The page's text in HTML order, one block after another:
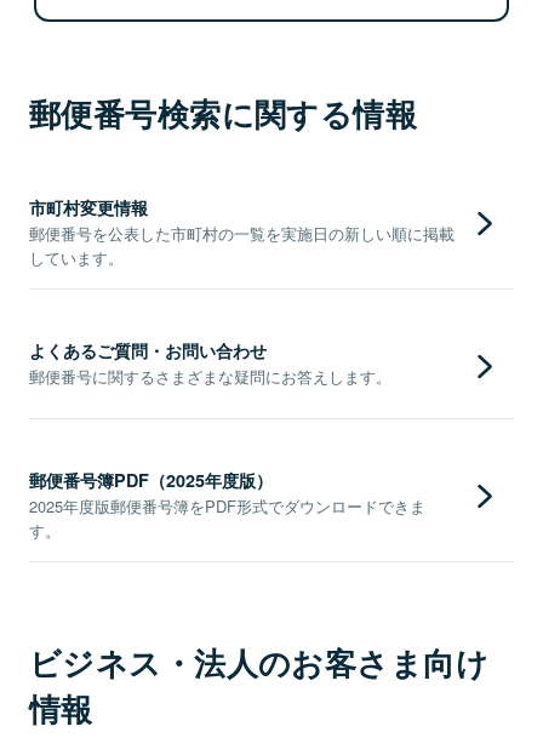
郵便番号検索に関する情報
市町村変更情報
郵便番号を公表した市町村の一覧を実施日の新しい順に掲載
しています。
よくあるご質問・お問い合わせ
郵便番号に関するさまざまな疑問にお答えします。
郵便番号簿PDF（2025年度版）
2025年度版郵便番号簿をPDF形式でダウンロードできま
す。
ビジネス・法人のお客さま向け
情報